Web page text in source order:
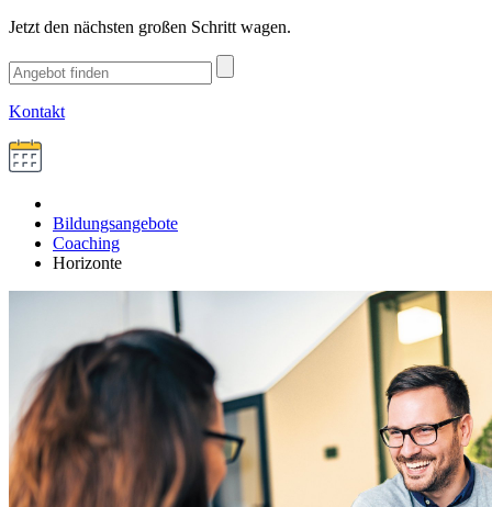
Jetzt den nächsten großen Schritt wagen.
Kontakt
Bildungsangebote
Coaching
Horizonte